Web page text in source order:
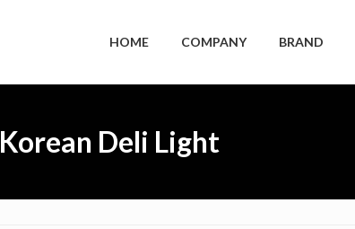
HOME COMPANY BRAND
Korean Deli Light